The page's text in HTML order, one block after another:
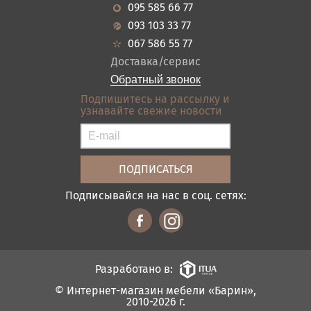
Кухня
Прихожие
Ванная
Акции
Гарантия
Кредит
Оплата и доставка
Отзывы
Контакты
Карта сайта
Условия покупки
095 585 66 77
093 103 33 77
067 586 55 77
Доставка/сервис
Обратный звонок
Подпишитесь на рассылку и
узнавайте свежие новости
Подписывайся на нас в соц. сетях:
© Интернет-магазин мебели «Барин»,
2010-2026 г.
Разработано в: